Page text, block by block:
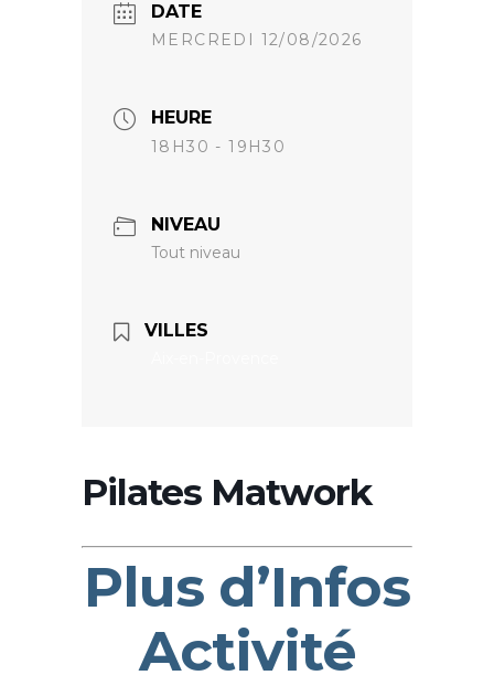
DATE
MERCREDI 12/08/2026
HEURE
18H30 - 19H30
NIVEAU
Tout niveau
VILLES
Pilates Matwork
Plus d’Infos
Activité